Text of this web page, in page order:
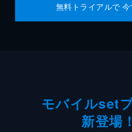
無料トライアルで
モバイルset
新登場！